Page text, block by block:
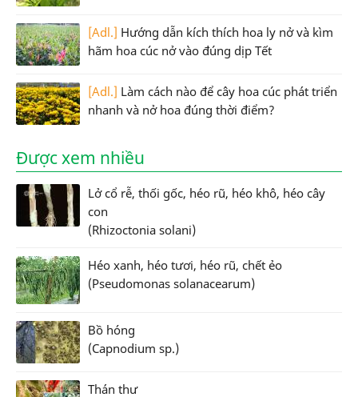
[Adl.] Hướng dẫn kích thích hoa ly nở và kìm
hãm hoa cúc nở vào đúng dịp Tết
[Adl.] Làm cách nào để cây hoa cúc phát triển
nhanh và nở hoa đúng thời điểm?
Được xem nhiều
Lở cổ rễ, thối gốc, héo rũ, héo khô, héo cây
con
(Rhizoctonia solani)
Héo xanh, héo tươi, héo rũ, chết ẻo
(Pseudomonas solanacearum)
Bồ hóng
(Capnodium sp.)
Thán thư